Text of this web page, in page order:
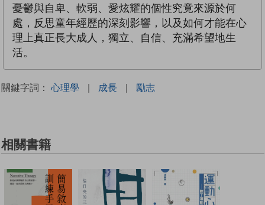
憂鬱與自卑、軟弱、愛炫耀的個性究竟來源於何
處，反思童年經歷的深刻影響，以及如何才能在心
理上真正長大成人，獨立、自信、充滿希望地生
活。
關鍵字詞： 心理學 | 成長 | 勵志
相關書籍